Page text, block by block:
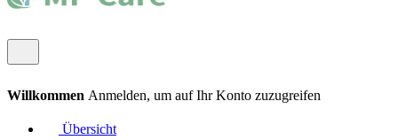
Willkommen Anmelden, um auf Ihr Konto zuzugreifen
Übersicht